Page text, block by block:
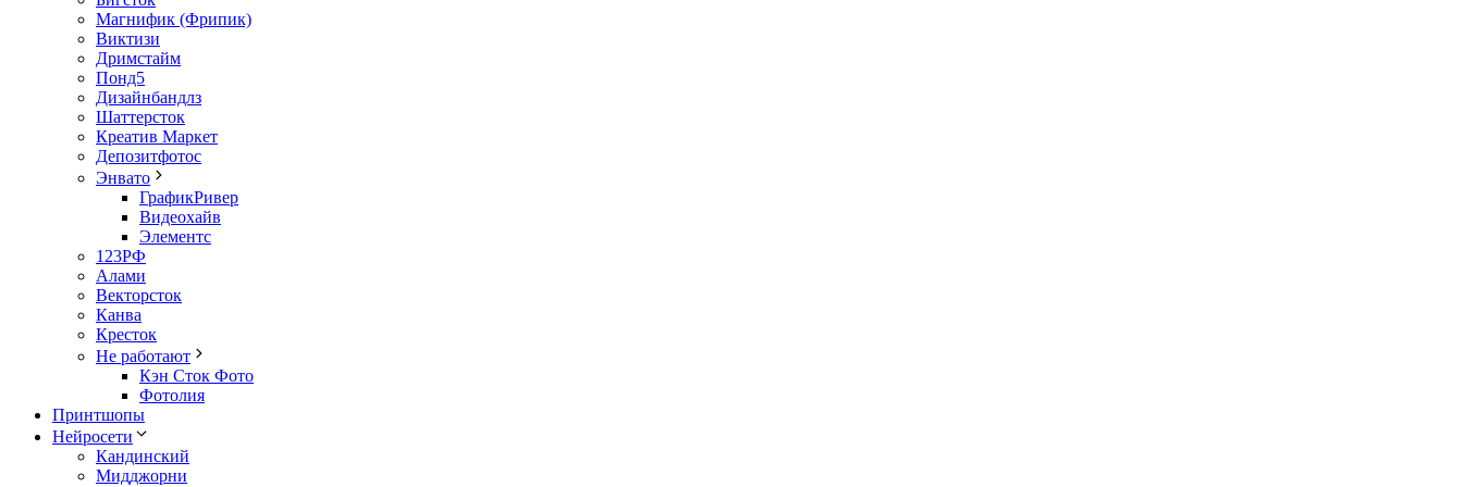
Магнифик (Фрипик)
Виктизи
Дримстайм
Понд5
Дизайнбандлз
Шаттерсток
Креатив Маркет
Депозитфотос
Энвато
ГрафикРивер
Видеохайв
Элементс
123РФ
Алами
Векторсток
Канва
Кресток
Не работают
Кэн Сток Фото
Фотолия
Принтшопы
Нейросети
Кандинский
Мидджорни